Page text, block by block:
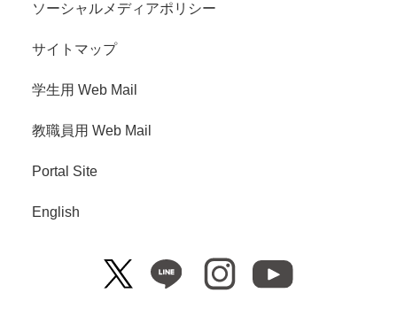
ソーシャルメディアポリシー
サイトマップ
学生用 Web Mail
教職員用 Web Mail
Portal Site
English